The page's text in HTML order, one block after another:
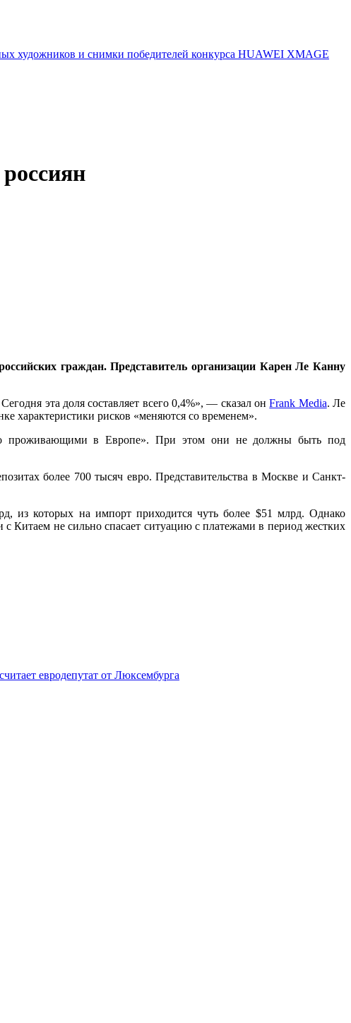
художников и снимки победителей конкурса HUAWEI XMAGE
граждан. Представитель организации Карен Ле Канну
эта доля составляет всего 0,4%», — сказал онFrank Media. Ле
характеристики рисков «меняются со временем».
проживающими в Европе». При этом они не должны быть под
более 700 тысяч евро. Представительства в Москве и Санкт-
из которых на импорт приходится чуть более $51 млрд. Однако
Китаем не сильно спасает ситуацию с платежами в период жестких
евродепутат от Люксембурга